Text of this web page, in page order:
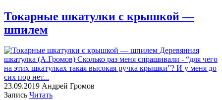
Токарные шкатулки с крышкой —
шпилем
Деревянная
шкатулка (А.Громов) Сколько раз меня спрашивали - “для чего
на этих шкатулках такая высокая ручка крышки”? И у меня до
сих пор нет...
23.09.2019 Андрей Громов
Запись Читать